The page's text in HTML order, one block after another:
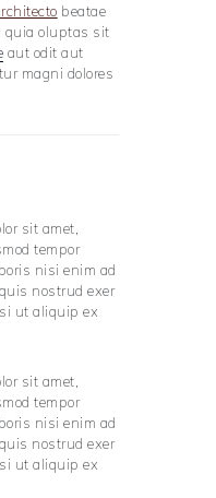
beatae
quia oluptas sit
aut odit aut
magni dolores
sit amet,
tempor
nisi enim ad
nostrud exer
ut aliquip ex
sit amet,
tempor
nisi enim ad
nostrud exer
ut aliquip ex